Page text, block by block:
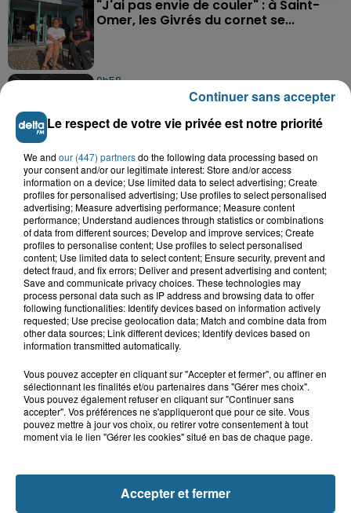
"J'ai pas envie de couler" : à Saint-
Omer, les Givrés du cornet se...
9h58
Une préparation très physique attend
9h26
Des super-héros dans le ciel de
Grand-Fort-Philippe
8h29
Un chien sauvé d'une mort certaine
dans une voiture à...
NOS AUTRES PODCASTS
Le respect de votre vie privée est notre priorité
We and our (447) partnersdo the following data processing based on
your consent and/or our legitimate interest: Store and/or access
information on a device; Use limited data to select advertising; Create
profiles for personalised advertising; Use profiles to select personalised
advertising; Measure advertising performance; Measure content
performance; Understand audiences through statistics or combinations
of data from different sources; Develop and improve services; Create
profiles to personalise content; Use profiles to select personalised
content; Use limited data to select content; Ensure security, prevent and
detect fraud, and fix errors; Deliver and present advertising and content;
Save and communicate privacy choices. These technologies may
process personal data such as IP address and browsing data to offer
following functionalities: Identify devices based on information actively
requested; Use precise geolocation data; Match and combine data from
other data sources; Link different devices; Identify devices based on
information transmitted automatically.
Vous pouvez accepter en cliquant sur "Accepter et fermer", ou affiner en
sélectionnant les finalités et/ou partenaires dans "Gérer mes choix".
Vous pouvez également refuser en cliquant sur "Continuer sans
accepter". Vos préférences ne s'appliqueront que pour ce site. Vous
pouvez mettre à jour vos choix, ou retirer votre consentement à tout
moment via le lien "Gérer les cookies" situé en bas de chaque page.
Accepter et fermer
Continuer sans accepter